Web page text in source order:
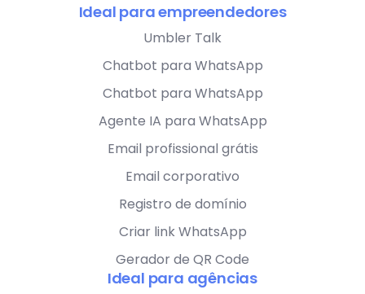
Ideal para empreendedores
Umbler Talk
Chatbot para WhatsApp
Chatbot para WhatsApp
Agente IA para WhatsApp
Email profissional grátis
Email corporativo
Registro de domínio
Criar link WhatsApp
Gerador de QR Code
Ideal para agências